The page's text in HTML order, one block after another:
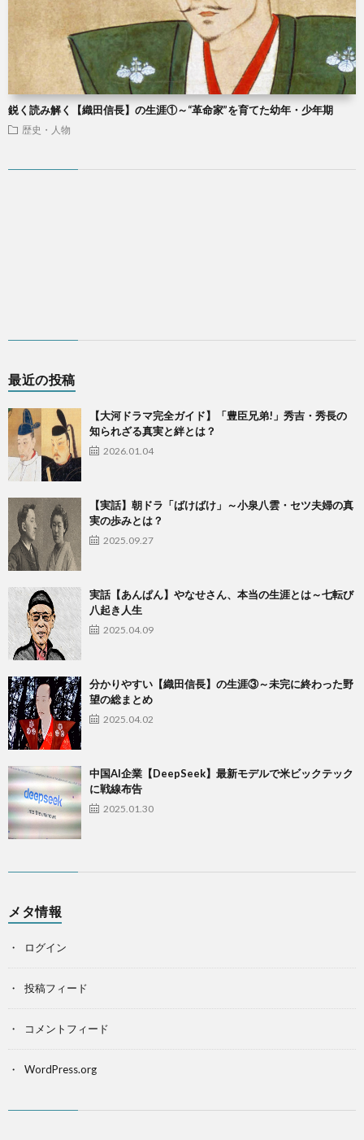
鋭く読み解く【織田信長】の生涯①～“革命家”を育てた幼年・少年期
歴史・人物
最近の投稿
【大河ドラマ完全ガイド】「豊臣兄弟!」秀吉・秀長の
知られざる真実と絆とは？
2026.01.04
【実話】朝ドラ「ばけばけ」～小泉八雲・セツ夫婦の真
実の歩みとは？
2025.09.27
実話【あんぱん】やなせさん、本当の生涯とは～七転び
八起き人生
2025.04.09
​分かりやすい【織田信長】の生涯③～未完に終わった野
望の総まとめ
2025.04.02
中国AI企業【DeepSeek】最新モデルで米ビックテック
に戦線布告
2025.01.30
メタ情報
ログイン
投稿フィード
コメントフィード
WordPress.org